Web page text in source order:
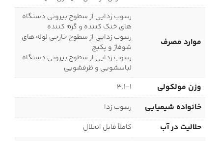
موارد مصرف
رسوب زدایی از سطوح بیرونی دستگاه
های خنک کننده و گرم کننده
رسوب زدایی از سطوح خارجی لوله های
شوفاژ و پکیج
رسوب زدایی از سطوح بیرونی دستگاه
لباسشویی و ظرفشویی
وزن مولکولی 3.1-1
خانواده شیمیایی رسوب زدا
حلالیت در آب کاملاً قابل انحلال